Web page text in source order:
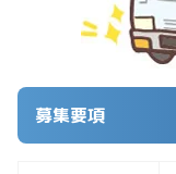
募集要項